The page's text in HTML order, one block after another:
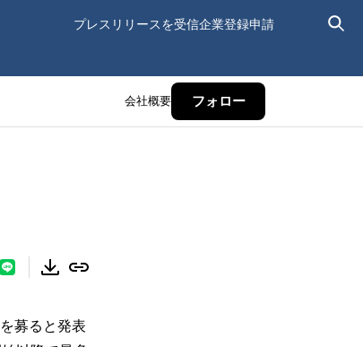
プレスリリースを受信企業登録申請
会社概要 フォロー
募ると発表